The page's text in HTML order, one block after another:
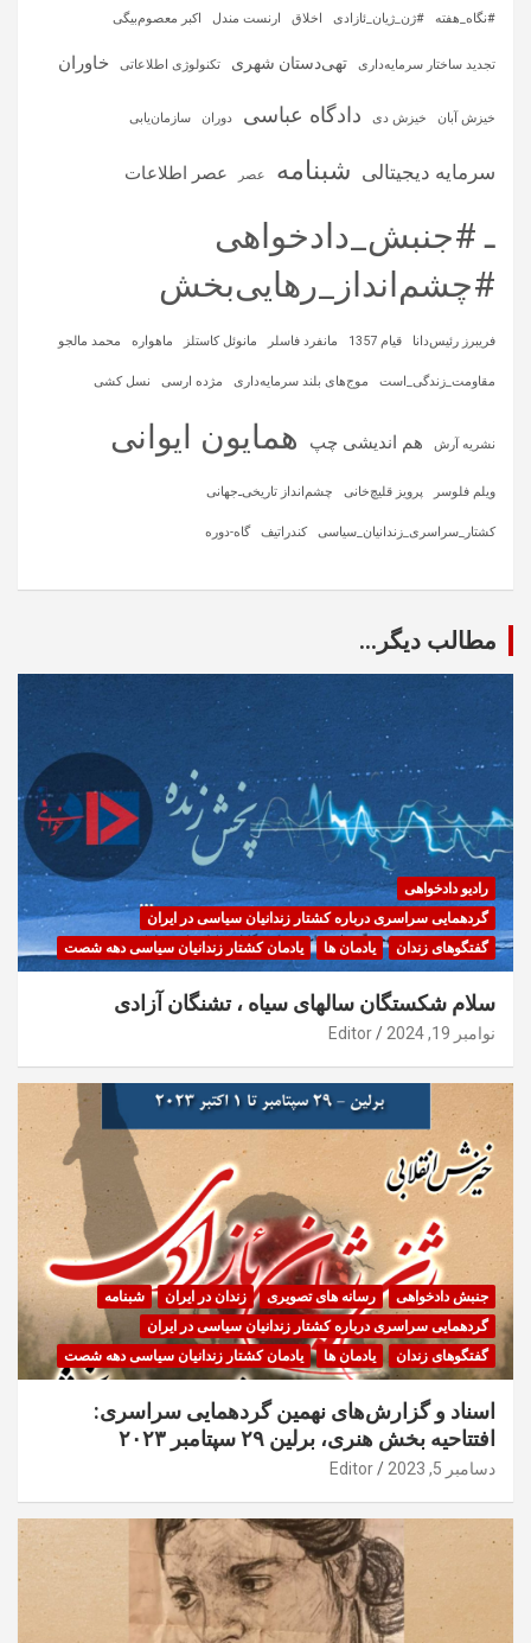
#نگاه_هفته #ژن_ژیان_ئازادی اخلاق ارنست مندل اکبر معصوم‌بیگی
تجدید ساختار سرمایه‌داری تهی‌دستان شهری تکنولوژی اطلاعاتی خاوران
خیزش آبان خیزش دی دادگاه عباسی دوران سازمان‌یابی
سرمایه‌ دیجیتالی شبنامه عصر عصر اطلاعات
ـ #جنبش_دادخواهی
#چشم‌انداز_رهایی‌بخش
فریبرز رئیس‌دانا قیام 1357 مانفرد فاسلر مانوئل کاستلز ماهواره‌ محمد مالجو
مقاومت_زندگی_است موج‌های بلند سرمایه‌داری مژده ارسی نسل کشی
نشریه آرش هم اندیشی چپ همایون ایوانی
ویلم فلوسر پرویز قلیچ‌خانی چشم‌انداز تاریخی‌ـ‌جهانی
کشتار_سراسری_زندانیان_سیاسی کندراتیف گاه-دوره
مطالب دیگر...
رادیو دادخواهی
گردهمایی سراسری درباره کشتار زندانیان سیاسی در ایران
گفتگوهای زندان
یادمان ها یادمان کشتار زندانیان سیاسی دهه شصت
سلام شکستگان سالهای سیاه ، تشنگان آزادی
نوامبر 19, 2024 Editor
جنبش دادخواهی رسانه های تصویری زندان در ایران
شبنامه
گردهمایی سراسری درباره کشتار زندانیان سیاسی در ایران
گفتگوهای زندان
یادمان ها یادمان کشتار زندانیان سیاسی دهه شصت
اسناد و گزارش‌های نهمین گردهمایی سراسری:
افتتاحیه بخش هنری، برلین ۲۹ سپتامبر ۲۰۲۳
دسامبر 5, 2023 Editor